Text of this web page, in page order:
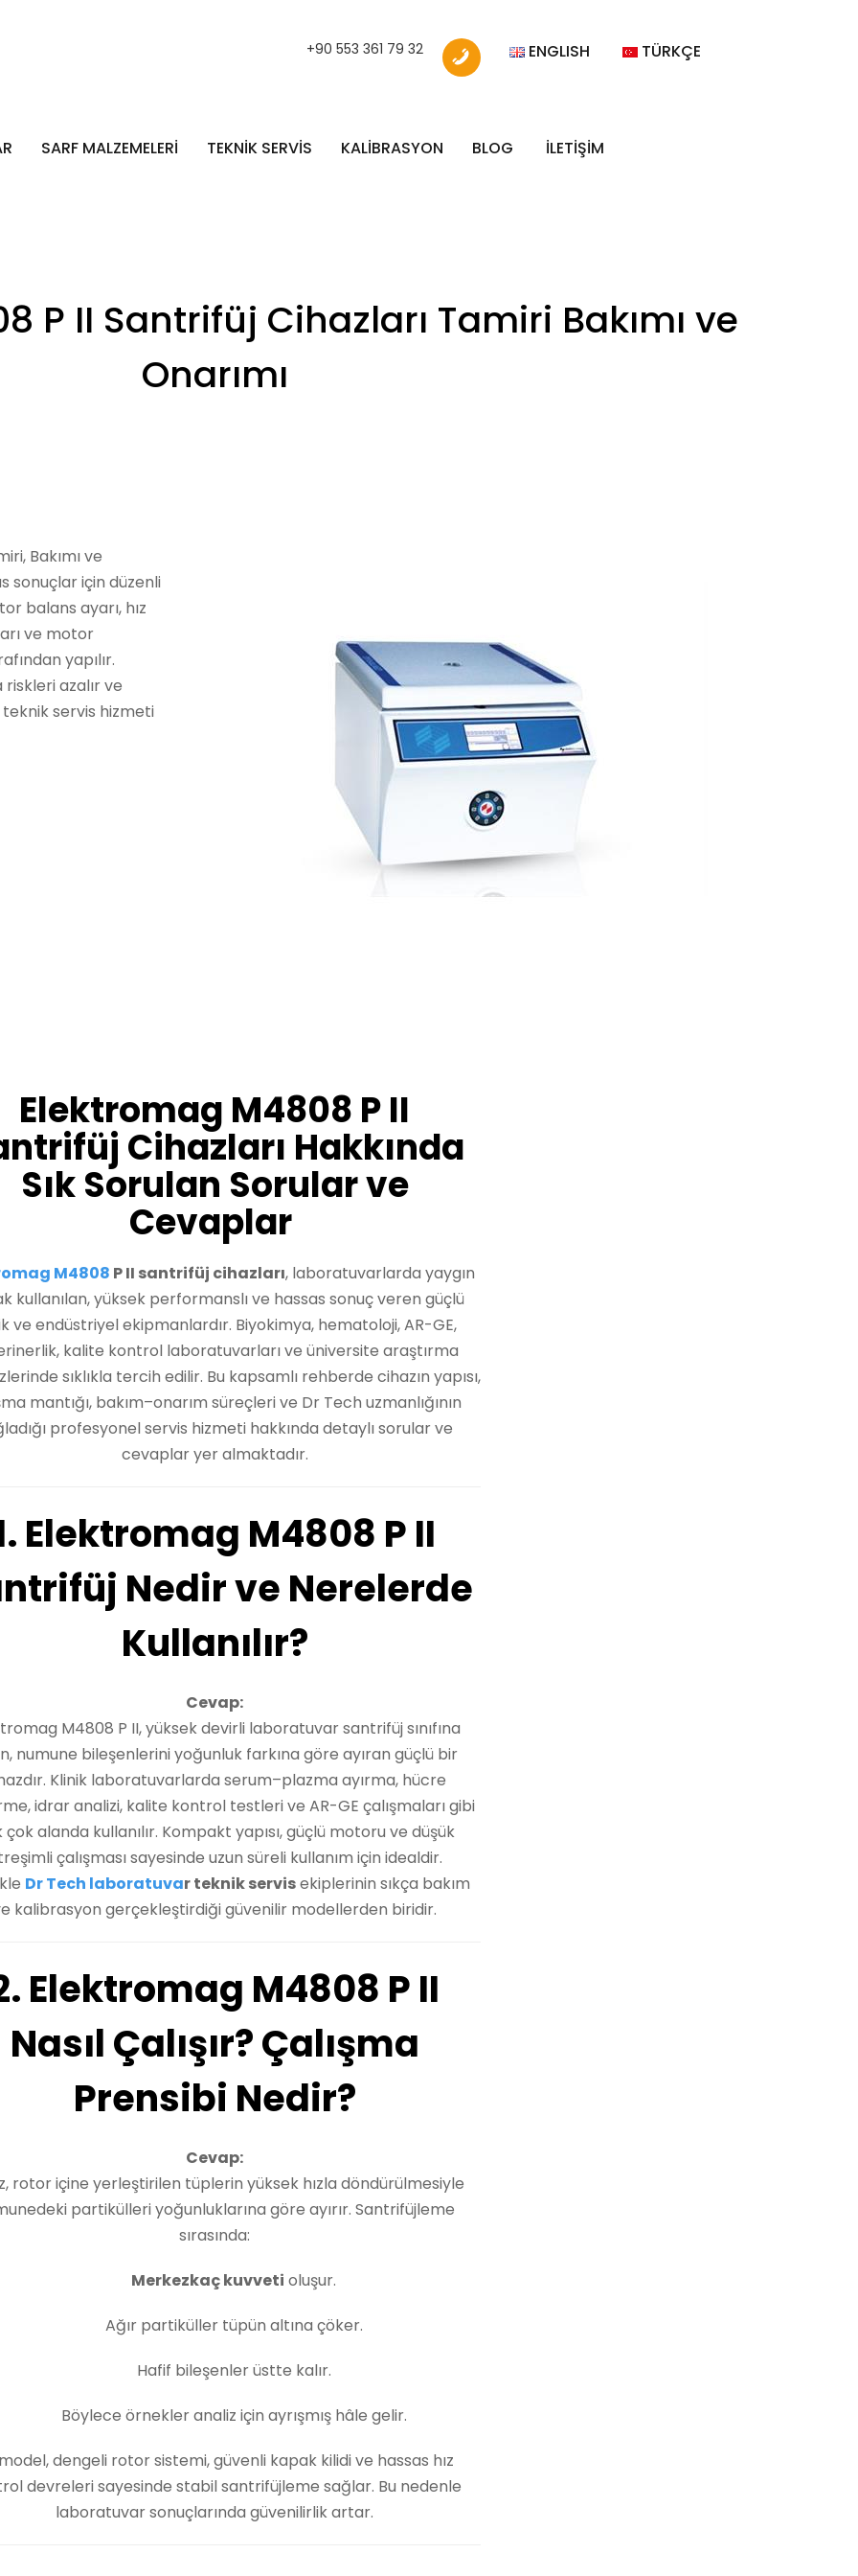
+90 553 361 79 32 ENGLISH TÜRKÇE
SARF MALZEMELERİ TEKNİK SERVİS KALİBRASYON BLOG İLETİŞİM
P II Santrifüj Cihazları Tamiri Bakımı ve
Onarımı
Bakımı ve
sonuçlar için düzenli
balans ayarı, hız
ve motor
yapılır.
riskleri azalır ve
teknik servis hizmeti
Elektromag M4808 P II
Cihazları Hakkında
Sık Sorulan Sorular ve
Cevaplar
M4808 P II santrifüj cihazları, laboratuvarlarda yaygın
kullanılan, yüksek performanslı ve hassas sonuç veren güçlü
ve endüstriyel ekipmanlardır. Biyokimya, hematoloji, AR-GE,
kalite kontrol laboratuvarları ve üniversite araştırma
sıklıkla tercih edilir. Bu kapsamlı rehberde cihazın yapısı,
mantığı, bakım–onarım süreçleri ve Dr Tech uzmanlığının
profesyonel servis hizmeti hakkında detaylı sorular ve
cevaplar yer almaktadır.
Elektromag M4808 P II
Nedir ve Nerelerde
Kullanılır?
Cevap:
M4808 P II, yüksek devirli laboratuvar santrifüj sınıfına
numune bileşenlerini yoğunluk farkına göre ayıran güçlü bir
Klinik laboratuvarlarda serum–plazma ayırma, hücre
idrar analizi, kalite kontrol testleri ve AR-GE çalışmaları gibi
çok alanda kullanılır. Kompakt yapısı, güçlü motoru ve düşük
çalışması sayesinde uzun süreli kullanım için idealdir.
Dr Tech laboratuvar teknik servisekiplerinin sıkça bakım
kalibrasyon gerçekleştirdiği güvenilir modellerden biridir.
Elektromag M4808 P II
Nasıl Çalışır? Çalışma
Prensibi Nedir?
Cevap:
rotor içine yerleştirilen tüplerin yüksek hızla döndürülmesiyle
partikülleri yoğunluklarına göre ayırır. Santrifüjleme
sırasında:
Merkezkaç kuvveti oluşur.
Ağır partiküller tüpün altına çöker.
Hafif bileşenler üstte kalır.
Böylece örnekler analiz için ayrışmış hâle gelir.
dengeli rotor sistemi, güvenli kapak kilidi ve hassas hız
devreleri sayesinde stabil santrifüjleme sağlar. Bu nedenle
laboratuvar sonuçlarında güvenilirlik artar.